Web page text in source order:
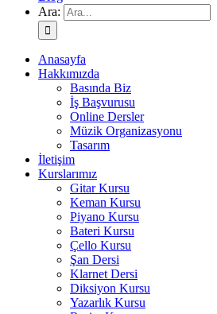
Ara:
Anasayfa
Hakkımızda
Basında Biz
İş Başvurusu
Online Dersler
Müzik Organizasyonu
Tasarım
İletişim
Kurslarımız
Gitar Kursu
Keman Kursu
Piyano Kursu
Bateri Kursu
Çello Kursu
Şan Dersi
Klarnet Dersi
Diksiyon Kursu
Yazarlık Kursu